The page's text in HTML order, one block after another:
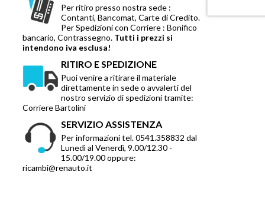
Per ritiro presso nostra sede :
Contanti, Bancomat, Carte di Credito.
Per Spedizioni con Corriere : Bonifico
bancario, Contrassegno. Tutti i prezzi si
intendono iva esclusa!
RITIRO E SPEDIZIONE
Puoi venire a ritirare il materiale
direttamente in sede o avvalerti del
nostro servizio di spedizioni tramite:
Corriere Bartolini
SERVIZIO ASSISTENZA
Per informazioni tel. 0541.358832 dal
Lunedì al Venerdì, 9.00/12.30 -
15.00/19.00 oppure:
ricambi@renauto.it